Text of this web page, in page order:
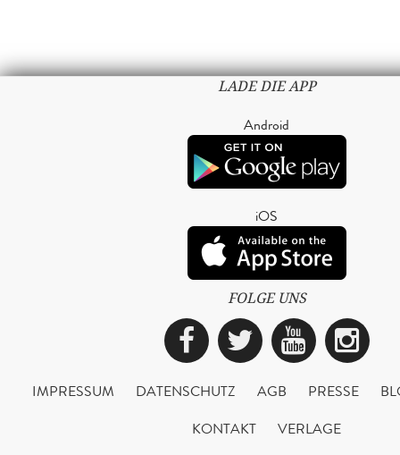
LADE DIE APP
Android
iOS
FOLGE UNS
Facebook
Twitter
IMPRESSUM DATENSCHUTZ AGB PRESSE
KONTAKT
VERLAGE